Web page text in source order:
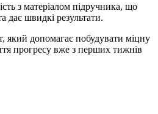
з матеріалом підручника, що
дає швидкі результати.
який допомагає побудувати міцну
прогресу вже з перших тижнів